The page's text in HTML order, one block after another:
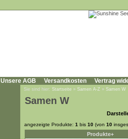
Unsere AGB Versandkosten Vertrag
Sie sind hier: Startseite » Samen A-Z » Samen W
Samen W
angezeigte Produkte: 1 bis 10 (von 10
Produkte+